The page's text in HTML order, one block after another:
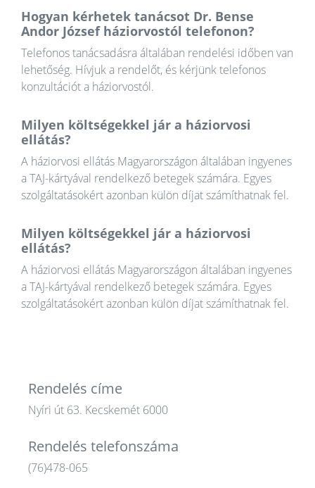
Hogyan kérhetek tanácsot Dr. Bense
Andor József háziorvostól telefonon?
Telefonos tanácsadásra általában rendelési időben van
lehetőség. Hívjuk a rendelőt, és kérjünk telefonos
konzultációt a háziorvostól.
Milyen költségekkel jár a háziorvosi
ellátás?
A háziorvosi ellátás Magyarországon általában ingyenes
a TAJ-kártyával rendelkező betegek számára. Egyes
szolgáltatásokért azonban külön díjat számíthatnak fel.
Milyen költségekkel jár a háziorvosi
ellátás?
A háziorvosi ellátás Magyarországon általában ingyenes
a TAJ-kártyával rendelkező betegek számára. Egyes
szolgáltatásokért azonban külön díjat számíthatnak fel.
Rendelés címe
Nyíri út 63. Kecskemét 6000
Rendelés telefonszáma
(76)478-065